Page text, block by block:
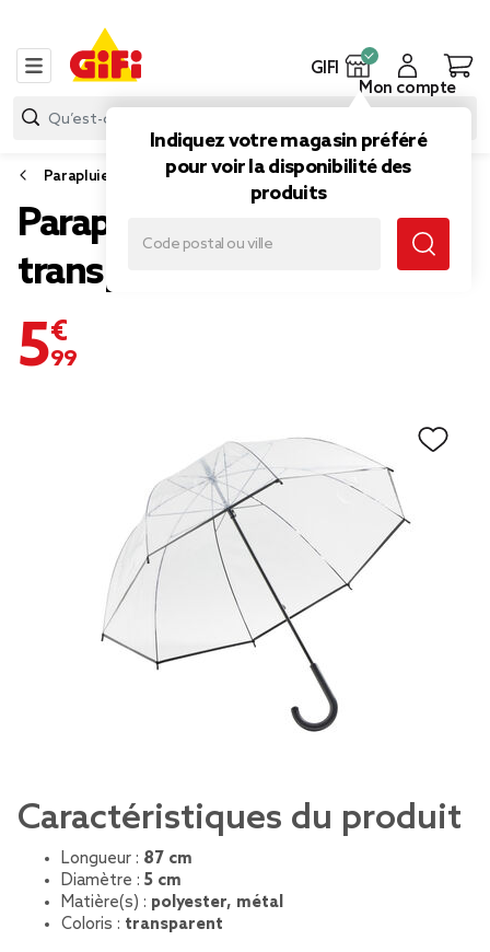
GIFI
Indiquez votre magasin préféré
pour voir la disponibilité des
produits
Mon compte
Parapluie
Parapluie canne manuel
transparent L87cm
5,99 €
Caractéristiques du produit
Longueur : 87 cm
Diamètre : 5 cm
Matière(s) : polyester, métal
Coloris : transparent